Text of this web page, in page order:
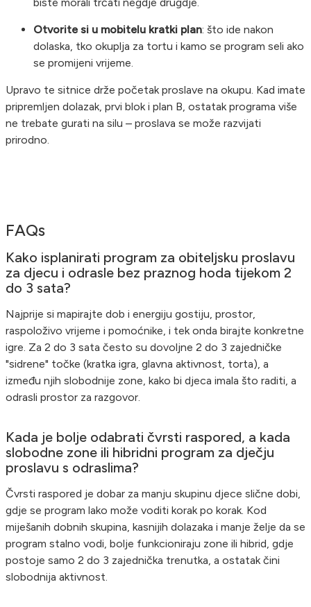
Otvorite si u mobitelu kratki plan: što ide nakon
dolaska, tko okuplja za tortu i kamo se program seli ako
se promijeni vrijeme.
Upravo te sitnice drže početak proslave na okupu. Kad imate
pripremljen dolazak, prvi blok i plan B, ostatak programa više
ne trebate gurati na silu – proslava se može razvijati
prirodno.
FAQs
Kako isplanirati program za obiteljsku proslavu
za djecu i odrasle bez praznog hoda tijekom 2
do 3 sata?
Najprije si mapirajte dob i energiju gostiju, prostor,
raspoloživo vrijeme i pomoćnike, i tek onda birajte konkretne
igre. Za 2 do 3 sata često su dovoljne 2 do 3 zajedničke
"sidrene" točke (kratka igra, glavna aktivnost, torta), a
između njih slobodnije zone, kako bi djeca imala što raditi, a
odrasli prostor za razgovor.
Kada je bolje odabrati čvrsti raspored, a kada
slobodne zone ili hibridni program za dječju
proslavu s odraslima?
Čvrsti raspored je dobar za manju skupinu djece slične dobi,
gdje se program lako može voditi korak po korak. Kod
miješanih dobnih skupina, kasnijih dolazaka i manje želje da se
program stalno vodi, bolje funkcioniraju zone ili hibrid, gdje
postoje samo 2 do 3 zajednička trenutka, a ostatak čini
slobodnija aktivnost.